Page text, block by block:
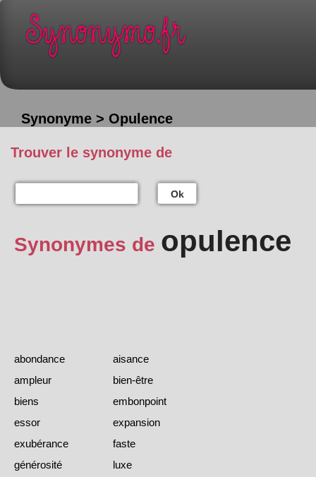
Synonyme > Opulence
Trouver le synonyme de
Ok
Synonymes de opulence
abondance
aisance
ampleur
bien-être
biens
embonpoint
essor
expansion
exubérance
faste
générosité
luxe